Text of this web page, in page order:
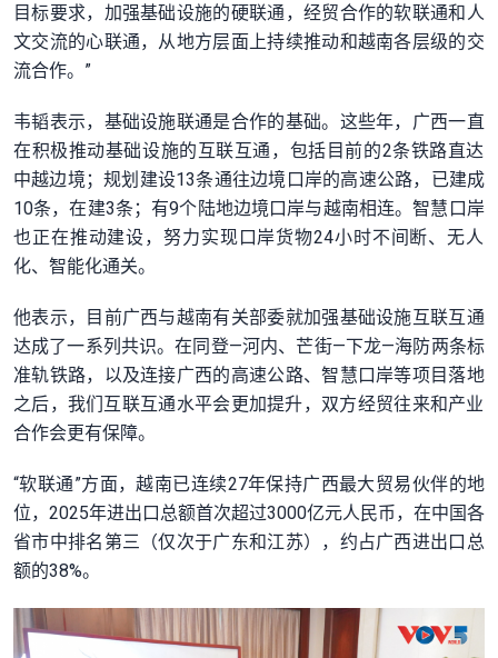
目标要求， 加强基础设施的硬联通，经贸合作的软联通和人
文交流的心联通， 从地方层面上持续推动和越南各层级的交
流合作。”
韦韬表示，基础设施联通是合作的基础。这些年， 广西一直
在积极推动基础设施的互联互通， 包括目前的2条铁路直达
中越边境； 规划建设13条通往边境口岸的高速公路，已建成
10条，在建3条；有9个陆地边境口岸与越南相连。智慧口岸
也正在推动建设，努力实现口岸货物24小时不间断、无人
化、智能化通关。
他表示，
目前广西与越南有关部委就加强基础设施互联互通
达成了一系列共识。在同登—河内、芒街—下龙—海防两条标
准轨铁路， 以及连接广西的高速公路、智慧口岸等项目落地
之后， 我们互联互通水平会更加提升， 双方经贸往来和产业
合作会更有保障。
“软联通”方面，越南已连续27年保持广西最大贸易伙伴的地
位， 2025年进出口总额首次超过3000亿元人民币， 在中国各
省市中排名第三（仅次于广东和江苏）， 约占广西进出口总
额的38%。